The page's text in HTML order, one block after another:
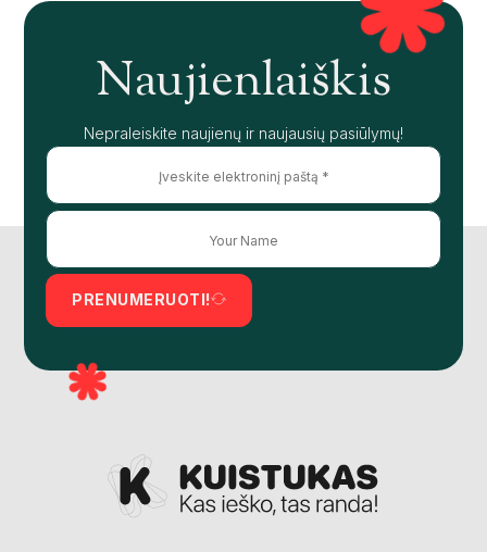
Naujienlaiškis
Nepraleiskite naujienų ir naujausių pasiūlymų!
PRENUMERUOTI!